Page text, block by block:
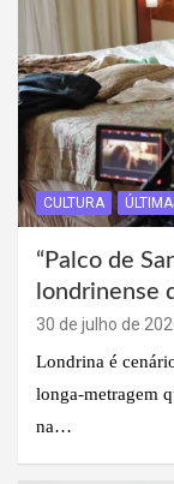
CULTURA
“Palco de
londrinense
30 de julho de
Londrina é
longa-metragem
na…